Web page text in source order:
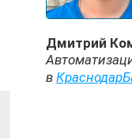
Дмитрий
в